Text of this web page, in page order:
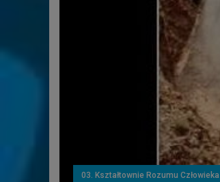
03. Kształtownie Rozumu Człowieka